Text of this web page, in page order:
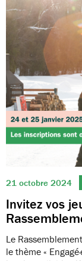
21 octobre 2024
Invitez vos
Le
le thème «